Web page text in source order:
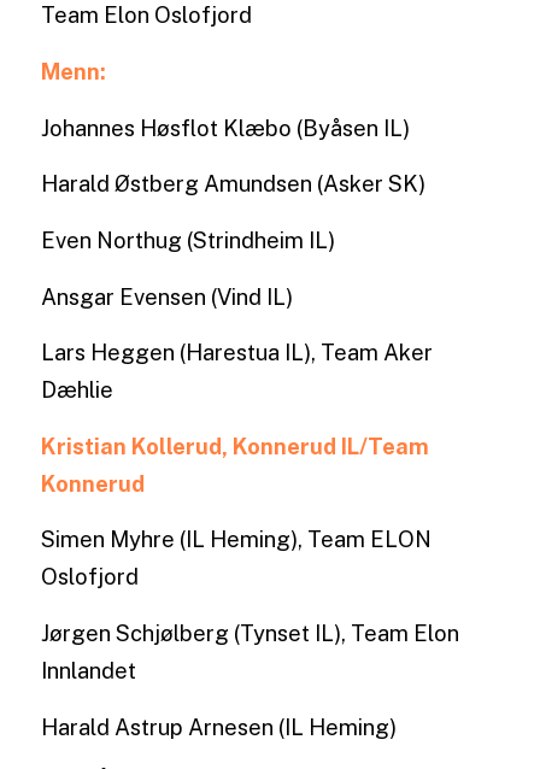
Team Elon Oslofjord
Menn:
Johannes Høsflot Klæbo (Byåsen IL)
Harald Østberg Amundsen (Asker SK)
Even Northug (Strindheim IL)
Ansgar Evensen (Vind IL)
Lars Heggen (Harestua IL), Team Aker
Dæhlie
Kristian Kollerud, Konnerud IL/Team
Konnerud
Simen Myhre (IL Heming), Team ELON
Oslofjord
Jørgen Schjølberg (Tynset IL), Team Elon
Innlandet
Harald Astrup Arnesen (IL Heming)